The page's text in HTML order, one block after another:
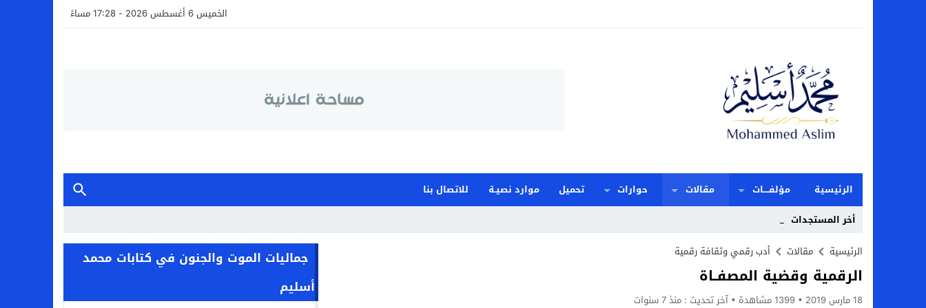
الخميس 6 أغسطس 2026 - 17:28 مساءً
الرئيسية مؤلفــــات مقالات حوارات تحميل موارد نصيـة
للاتصال بنا
أخر المستجدات المقدّس ا _
Stop
Previous
Next
الرئيسية مقالات أدب رقمي وثقافة رقمية
الرقمية وقضية المصفــاة
18 مارس 2019 1399مشاهدة آخر تحديث : منذ 7 سنوات
جماليات الموت والجنون في كتابات محمد
أسليم